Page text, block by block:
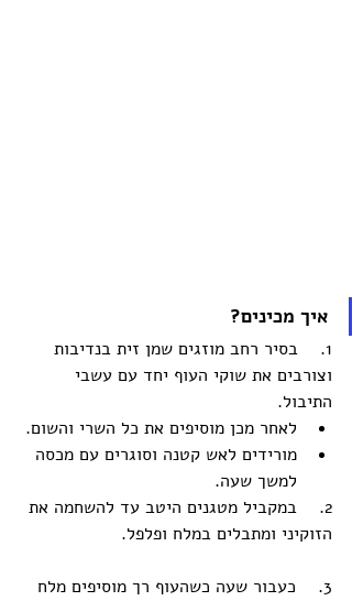
איך מכינים?
1.    בסיר רחב מוזגים שמן זית בנדיבות
וצורבים את שוקי העוף יחד עם עשבי
התיבול.
לאחר מכן מוסיפים את כל השרי והשום.
מורידים לאש קטנה וסוגרים עם מכסה
למשך שעה.
2.    במקביל מטגנים היטב עד להשחמה את
הזוקיני ומתבלים במלח ופלפל.
3.    כעבור שעה כשהעוף רך מוסיפים מלח